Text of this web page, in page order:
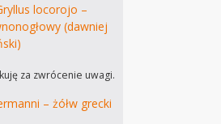
locorojo –
(dawniej
za zwrócenie uwagi.
– żółw grecki